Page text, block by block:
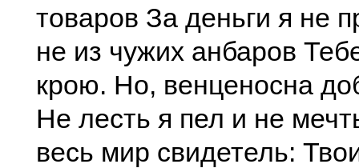
товаров За деньги я не
не из чужих анбаров
крою. Но, венценосна
Не лесть я пел и не
весь мир свидетель: